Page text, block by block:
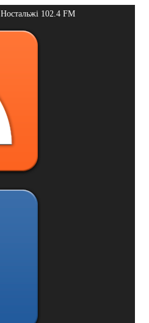
Ностальжі 102.4 FM